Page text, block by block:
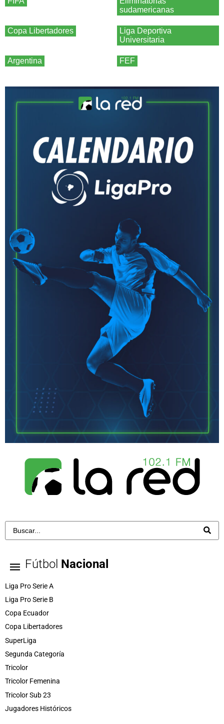
sudamericanas
Copa Libertadores
Liga Deportiva
Universitaria
Argentina FEF
Fútbol Nacional
Liga Pro Serie A
Liga Pro Serie B
Copa Ecuador
Copa Libertadores
SuperLiga
Segunda Categoría
Tricolor
Tricolor Femenina
Tricolor Sub 23
Jugadores Históricos